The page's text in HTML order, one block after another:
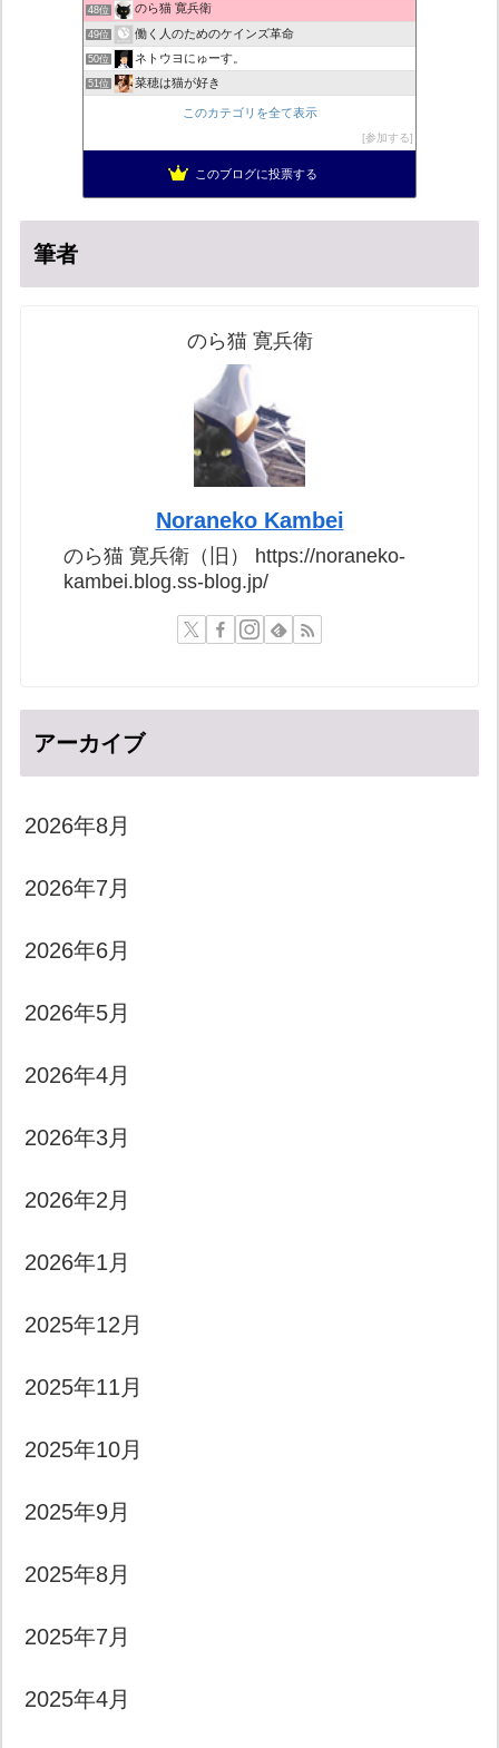
48位 のら猫 寛兵衛
49位 働く人のためのケインズ革命
50位 ネトウヨにゅーす。
51位 菜穂は猫が好き
自民党工作員の異常なネット活動
営業せきやんの憂鬱
このカテゴリを全て表示
参加する
このブログに投票する
筆者
のら猫 寛兵衛
Noraneko Kambei
のら猫 寛兵衛（旧） https://noraneko-
kambei.blog.ss-blog.jp/
アーカイブ
2026年8月
2026年7月
2026年6月
2026年5月
2026年4月
2026年3月
2026年2月
2026年1月
2025年12月
2025年11月
2025年10月
2025年9月
2025年8月
2025年7月
2025年4月